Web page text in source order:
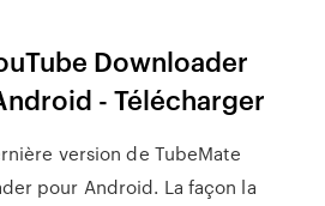
Downloader
- Télécharger
version de TubeMate
pour Android. La façon la